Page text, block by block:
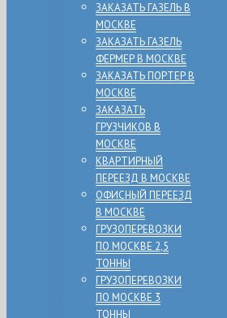
ЗАКАЗАТЬ ГАЗЕЛЬ В
МОСКВЕ
ЗАКАЗАТЬ ГАЗЕЛЬ
ФЕРМЕР В МОСКВЕ
ЗАКАЗАТЬ ПОРТЕР В
МОСКВЕ
ЗАКАЗАТЬ
ГРУЗЧИКОВ В
МОСКВЕ
КВАРТИРНЫЙ
ПЕРЕЕЗД В МОСКВЕ
ОФИСНЫЙ ПЕРЕЕЗД
В МОСКВЕ
ГРУЗОПЕРЕВОЗКИ
ПО МОСКВЕ 2,5
ТОННЫ
ГРУЗОПЕРЕВОЗКИ
ПО МОСКВЕ 3
ТОННЫ